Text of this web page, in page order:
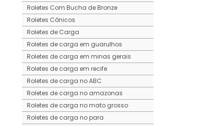
Roletes Com Bucha de Bronze
Roletes Cônicos
Roletes de Carga
Roletes de carga em guarulhos
Roletes de carga em minas gerais
Roletes de carga em recife
Roletes de carga no ABC
Roletes de carga no amazonas
Roletes de carga no mato grosso
Roletes de carga no para